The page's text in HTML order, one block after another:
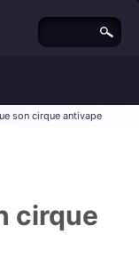
son cirque antivape
cirque